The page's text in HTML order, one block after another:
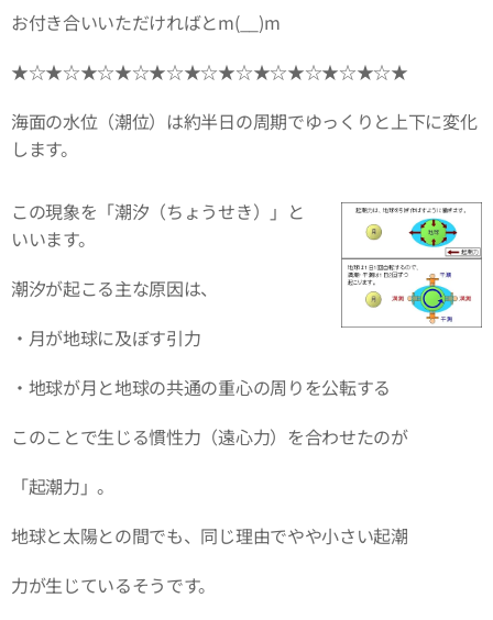
お付き合いいただければとm(__)m
★☆★☆★☆★☆★☆★☆★☆★☆★☆★☆★☆★
海面の水位（潮位）は約半日の周期でゆっくりと上下に変化
します。
この現象を「潮汐（ちょうせき）」と
いいます。
潮汐が起こる主な原因は、
・月が地球に及ぼす引力
・地球が月と地球の共通の重心の周りを公転する
このことで生じる慣性力（遠心力）を合わせたのが
「起潮力」。
地球と太陽との間でも、同じ理由でやや小さい起潮
力が生じているそうです。